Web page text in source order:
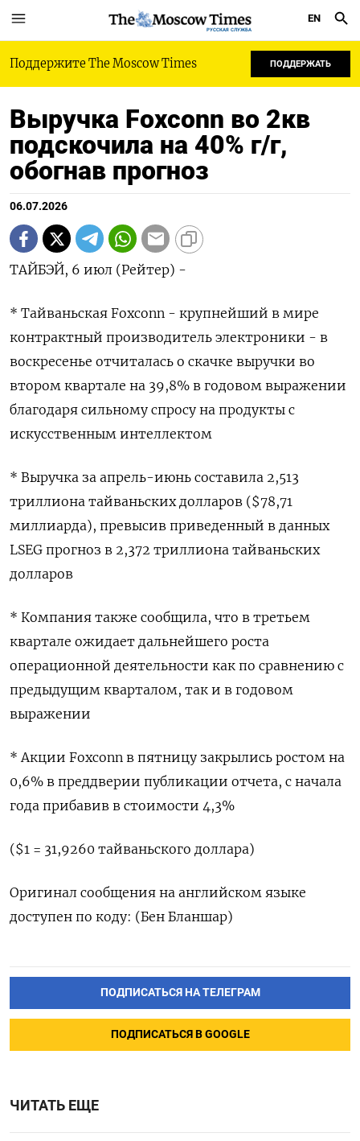
РУССКАЯ СЛУЖБА
EN
Поддержите The Moscow Times ПОДДЕРЖАТЬ
Выручка Foxconn во 2кв
подскочила на 40% г/г,
обогнав прогноз
06.07.2026
ТАЙБЭЙ, 6 июл (Рейтер) -
* Тайваньская Foxconn - крупнейший в мире
контрактный производитель ‌электроники - в
воскресенье отчиталась о скачке выручки во
втором квартале на ​39,8% ​в ​годовом выражении
благодаря ⁠сильному спросу ‌на продукты с
‌искусственным интеллектом
* Выручка за апрель-июнь составила ​2,513
триллиона тайваньских долларов ($78,71
‌миллиарда), превысив приведенный в данных ​
LSEG прогноз в 2,372 ‌триллиона тайваньских
долларов
* Компания также сообщила, что в ​третьем ​
квартале ‌ожидает дальнейшего роста
операционной деятельности ​как по сравнению с
предыдущим кварталом, так и в годовом
выражении
* Акции Foxconn в пятницу закрылись ростом на ​
0,6% в преддверии ⁠публикации отчета, с начала
года ‌прибавив в стоимости 4,3%
($1 = 31,9260 ‌тайваньского доллара)
Оригинал сообщения на ​английском языке
доступен ‌по коду: (Бен Бланшар)
ПОДПИСАТЬСЯ НА ТЕЛЕГРАМ
ПОДПИСАТЬСЯ В GOOGLE
ЧИТАТЬ ЕЩЕ